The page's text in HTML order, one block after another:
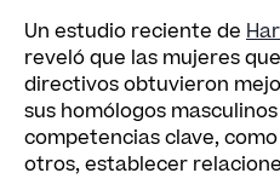
Un estudio reciente de
reveló que las mujeres
directivos obtuvieron
sus homólogos
competencias clave,
otros, establecer